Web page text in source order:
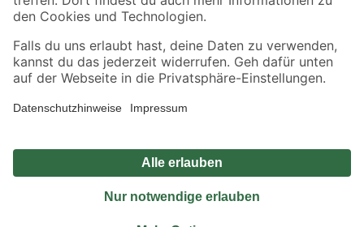
Alle Preisangaben in EUR inkl. gesetzl. MwSt.. Die dargestellten Angebote sind unter
Umständen nicht in allen Märkten verfügbar. Die angegebenen Verfügbarkeiten beziehen
Produkte nur solange der Vorrat reicht.
*Paketversand ab 59 € versandkostenfrei, gilt nicht für Artikel mit Speditionsversand, hier
Privatsphäre Impressum
Nutzungsbedingungen
Widerrufsrecht
Vertrag widerrufen